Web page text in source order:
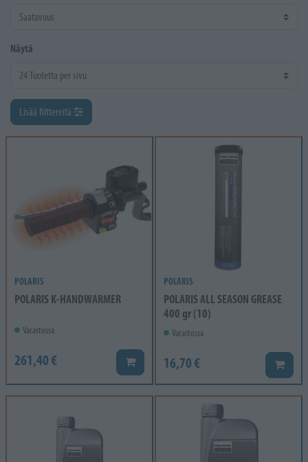
Näytä
Lisää filttereitä
POLARIS
POLARIS K-HANDWARMER
Varastossa
261,40 € Lisää koriin
POLARIS
POLARIS ALL SEASON GREASE
400 gr (10)
Varastossa
16,70 € Lisää